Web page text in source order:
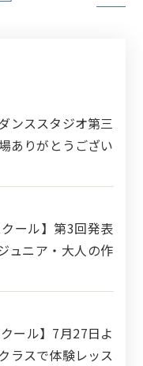
ンススタジオ第三
ありがとうござい
ール】第3回発表
ュニア・大人の作
ール】7月27日よ
ラスで体験レッス